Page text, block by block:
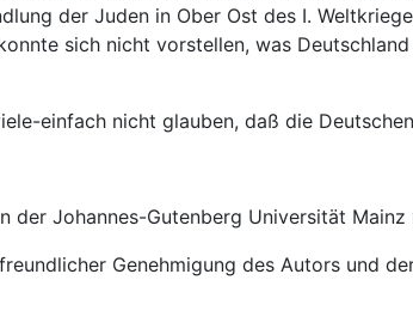
der Juden in Ober Ost des I.
sich nicht vorstellen, was
einfach nicht glauben, daß die
der Johannes-Gutenberg Universität
Genehmigung des Autors und